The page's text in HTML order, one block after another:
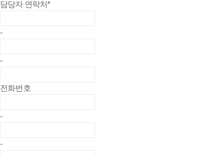
담당자 연락처*
-
-
전화번호
-
-